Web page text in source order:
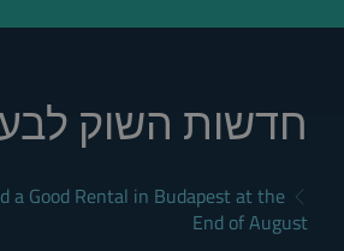
חדשות השוק
a Good Rental in Budapest at the
End of August